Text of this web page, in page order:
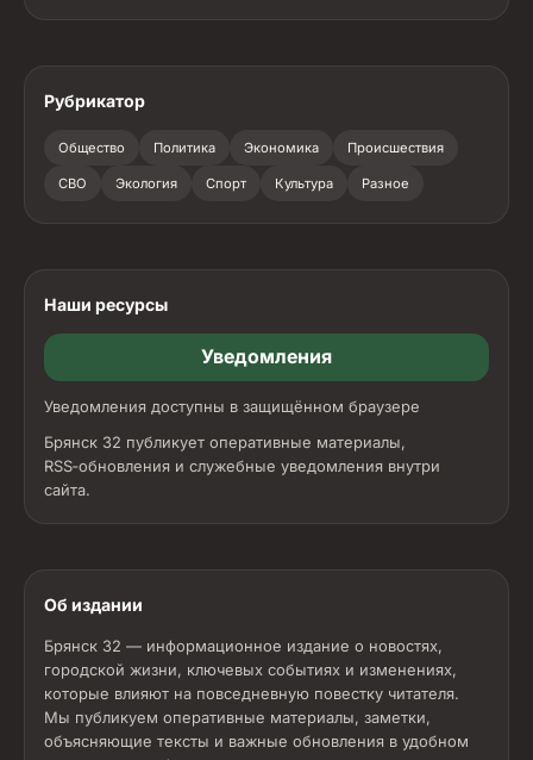
Рубрикатор
Общество Политика Экономика Происшествия
СВО Экология Спорт Культура Разное
Наши ресурсы
Уведомления
Уведомления доступны в защищённом браузере
Брянск 32 публикует оперативные материалы,
RSS‑обновления и служебные уведомления внутри
сайта.
Об издании
Брянск 32 — информационное издание о новостях,
городской жизни, ключевых событиях и изменениях,
которые влияют на повседневную повестку читателя.
Мы публикуем оперативные материалы, заметки,
объясняющие тексты и важные обновления в удобном